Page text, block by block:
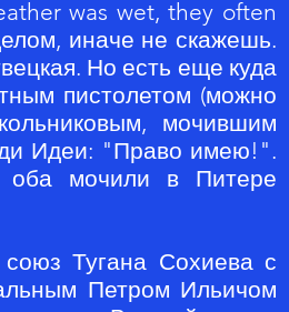
was wet, they often
иначе не скажешь.
Но есть еще куда
пистолетом (можно
мочившим
Идеи: "Право имею!".
оба мочили в Питере
Тугана Сохиева с
Петром Ильичом